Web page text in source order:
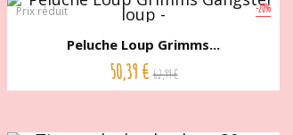
-20%
Prix réduit
Peluche Loup Grimms...
50,39 € 62,99 €